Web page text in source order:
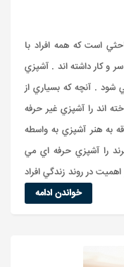
است که همه افراد با
و کار داشته اند . آشپزي
شود . آنچه که بسياري از
اند را آشپزي غير حرفه
به هنر آشپزي به واسطه
را آشپزي حرفه اي مي
در روند زندگي افراد
خواندن ادامه